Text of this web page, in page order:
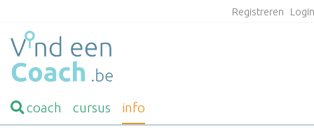
Registreren
coach cursus info